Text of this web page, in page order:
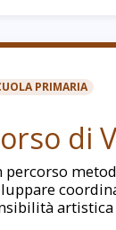
PRIMARIA
di
percorso
artistica